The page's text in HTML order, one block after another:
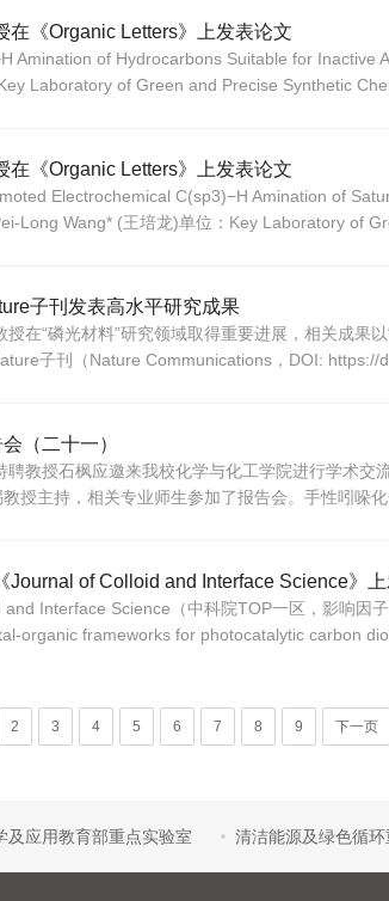
在《Organic Letters》上发表论文
Amination of Hydrocarbons Suitable for
Laboratory of Green and Precise Synthetic
在《Organic Letters》上发表论文
Electrochemical C(sp3)−H Amination of
Long Wang* (王培龙)单位：Key Laboratory of
子刊发表高水平研究成果
在“磷光材料”研究领域取得重要进展，相关成
子刊（Nature Communications，DOI:
（二十一）
教授石枫应邀来我校化学与化工学院进行学术
授主持，相关专业师生参加了报告会。手性吲哚
Journal of Colloid and Interface Science》
Interface Science（中科院TOP一区，影响
organic frameworks for photocatalytic carbon
2 3 4 5 6 7 8 9 下一页
及应用教育部重点实验室 清洁能源及绿色循